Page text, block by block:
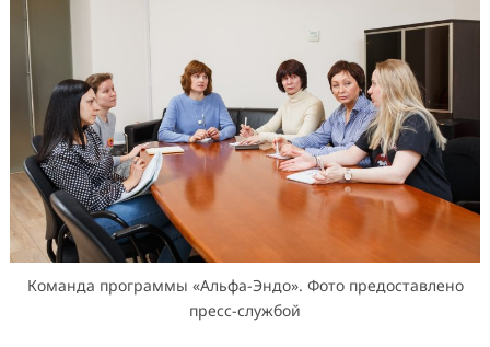
Команда программы «Альфа-Эндо». Фото предоставлено
пресс-службой